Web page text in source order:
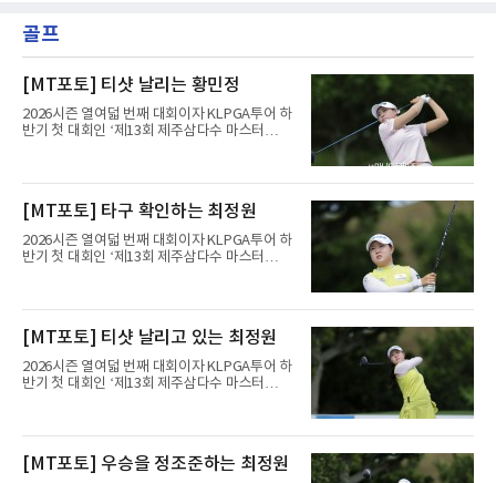
골프
[MT포토] 티샷 날리는 황민정
2026시즌 열여덟 번째 대회이자 KLPGA투어 하
반기 첫 대회인 ‘제13회 제주삼다수 마스터
트(파72/6,767야드)에서 열리고 있다.6일 현재
홀에서 경기하고 있다.
[MT포토] 타구 확인하는 최정원
2026시즌 열여덟 번째 대회이자 KLPGA투어 하
반기 첫 대회인 ‘제13회 제주삼다수 마스터
트(파72/6,767야드)에서 열리고 있다.6일 현재
홀에서 경기하고 있다.
[MT포토] 티샷 날리고 있는 최정원
2026시즌 열여덟 번째 대회이자 KLPGA투어 하
반기 첫 대회인 ‘제13회 제주삼다수 마스터
트(파72/6,767야드)에서 열리고 있다.6일 현재
홀에서 경기하고 있다.
[MT포토] 우승을 정조준하는 최정원